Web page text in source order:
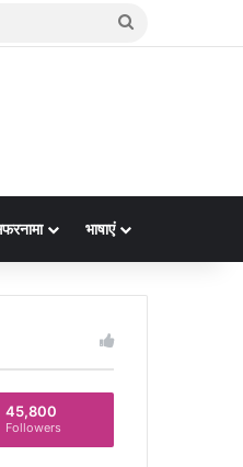
भाषाएं
45,800
Followers